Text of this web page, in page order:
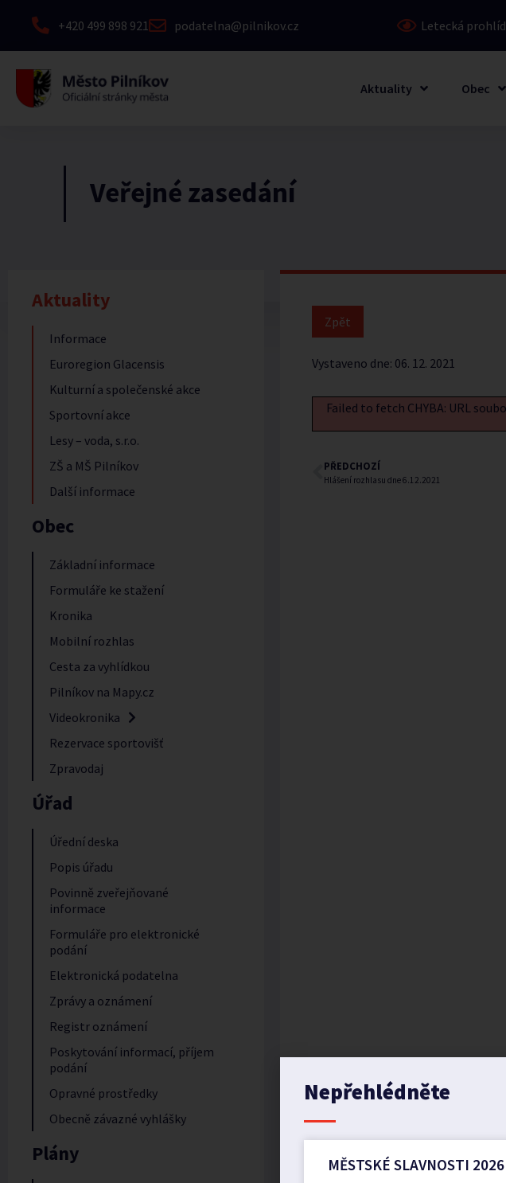
+420 499 898 921 podatelna@pilnikov.cz Letecká
Aktuality Obec
Veřejné zasedání
Aktuality
Informace
Euroregion Glacensis
Kulturní a společenské akce
Sportovní akce
Lesy – voda, s.r.o.
ZŠ a MŠ Pilníkov
Další informace
Obec
Základní informace
Formuláře ke stažení
Kronika
Mobilní rozhlas
Cesta za vyhlídkou
Pilníkov na Mapy.cz
Videokronika
Rezervace sportovišť
Zpravodaj
Úřad
Úřední deska
Popis úřadu
Povinně zveřejňované
informace
Formuláře pro elektronické
podání
Elektronická podatelna
Zprávy a oznámení
Registr oznámení
Poskytování informací, příjem
podání
Opravné prostředky
Obecně závazné vyhlášky
Plány
Vystaveno dne: 06. 12. 2021
Failed to fetch CHYBA: URL
PŘEDCHOZÍ
Hlášení rozhlasu dne 6.12.2021
Nepřehlédněte
MĚSTSKÉ SLAVNOSTI 2026